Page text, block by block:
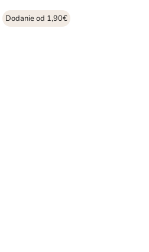
Dodanie od 1,90€